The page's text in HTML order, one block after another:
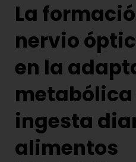
La
nervio
en la
metabólica
ingesta
alimentos